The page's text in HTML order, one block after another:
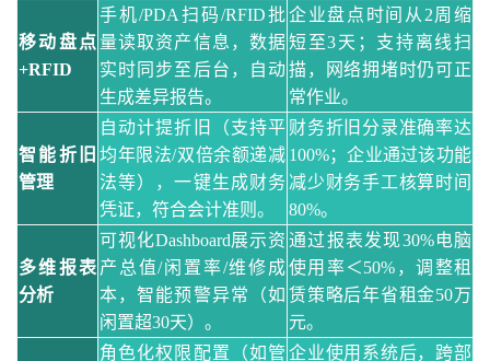
移动盘点
+RFID
手机/PDA扫码/RFID批
量读取资产信息，数据
实时同步至后台，自动
生成差异报告。
企业盘点时间从 2周缩
短至3天；支持离线扫
描，网络拥堵时仍可正
常作业。
智能折旧
管理
自动计提折旧（支持平
均年限法/双倍余额递减
法等），一键生成财务
凭证，符合会计准则。
财务折旧分录准确率达
100%；企业通过该功能
减少财务手工核算时间
80%。
多维报表
分析
可视化Dashboard展示资
产总值/闲置率/维修成
本，智能预警异常（如
闲置超30天）。
通过报表发现30%电脑
使用率＜50%，调整租
赁策略后年省租金50万
元。
角色化权限配置（如管 企业使用 系统后，跨部